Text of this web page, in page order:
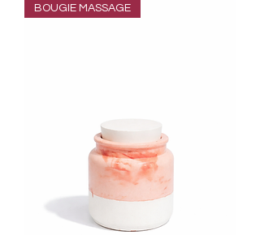
BOUGIE MASSAGE